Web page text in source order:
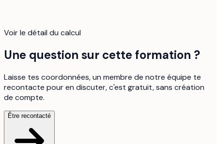
Voir le détail du calcul
Une question sur cette formation ?
Laisse tes coordonnées, un membre de notre équipe te
recontacte pour en discuter, c'est gratuit, sans création
de compte.
Être recontacté